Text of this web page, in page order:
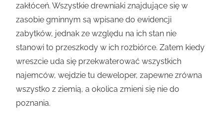
zakłóceń. Wszystkie drewniaki znajdujące się w
zasobie gminnym są wpisane do ewidencji
zabytków, jednak ze względu na ich stan nie
stanowi to przeszkody w ich rozbiórce. Zatem kiedy
wreszcie uda się przekwaterować wszystkich
najemców, wejdzie tu deweloper, zapewne zrówna
wszystko z ziemią, a okolica zmieni się nie do
poznania.